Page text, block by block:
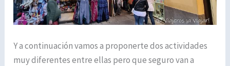
Y a continuación vamos a proponerte dos actividades
muy diferentes entre ellas pero que seguro van a